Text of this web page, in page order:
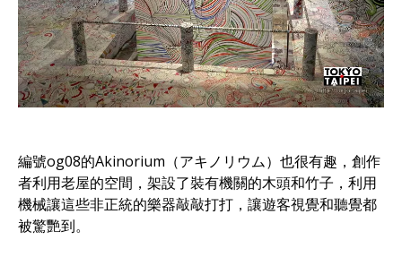
編號og08的Akinorium（アキノリウム）也很有趣，創作
者利用老屋的空間，架設了裝有機關的木頭和竹子，利用
機械讓這些非正統的樂器敲敲打打，讓遊客視覺和聽覺都
被驚艷到。